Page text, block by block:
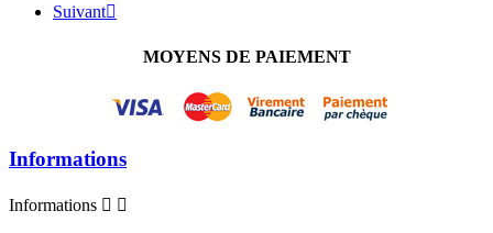
Suivant
MOYENS DE PAIEMENT
Informations
Informations  